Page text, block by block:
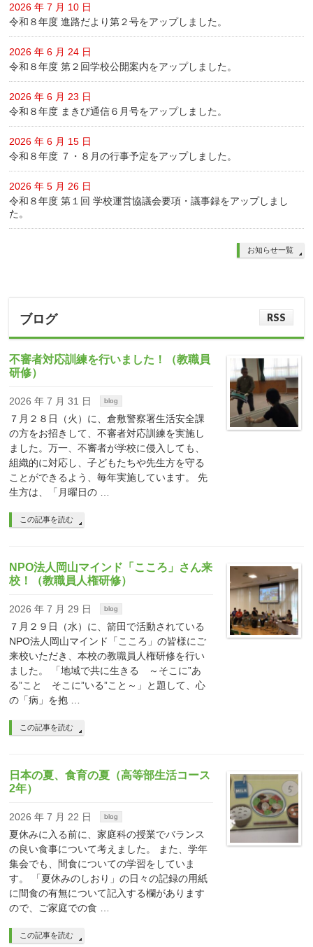
2026 年 7 月 10 日
令和８年度 進路だより第２号をアップしました。
2026 年 6 月 24 日
令和８年度 第２回学校公開案内をアップしました。
2026 年 6 月 23 日
令和８年度 まきび通信６月号をアップしました。
2026 年 6 月 15 日
令和８年度 ７・８月の行事予定をアップしました。
2026 年 5 月 26 日
令和８年度 第１回 学校運営協議会要項・議事録をアップしまし
た。
お知らせ一覧
ブログ RSS
不審者対応訓練を行いました！（教職員
研修）
2026 年 7 月 31 日 blog
７月２８日（火）に、倉敷警察署生活安全課
の方をお招きして、不審者対応訓練を実施し
ました。万一、不審者が学校に侵入しても、
組織的に対応し、子どもたちや先生方を守る
ことができるよう、毎年実施しています。 先
生方は、「月曜日の …
この記事を読む
NPO法人岡山マインド「こころ」さん来
校！（教職員人権研修）
2026 年 7 月 29 日 blog
７月２９日（水）に、箭田で活動されている
NPO法人岡山マインド「こころ」の皆様にご
来校いただき、本校の教職員人権研修を行い
ました。 「地域で共に生きる ～そこに”あ
る”こと そこに”いる”こと～」と題して、心
の「病」を抱 …
この記事を読む
日本の夏、食育の夏（高等部生活コース
2年）
2026 年 7 月 22 日 blog
夏休みに入る前に、家庭科の授業でバランス
の良い食事について考えました。 また、学年
集会でも、間食についての学習をしていま
す。 「夏休みのしおり」の日々の記録の用紙
に間食の有無について記入する欄があります
ので、ご家庭での食 …
この記事を読む